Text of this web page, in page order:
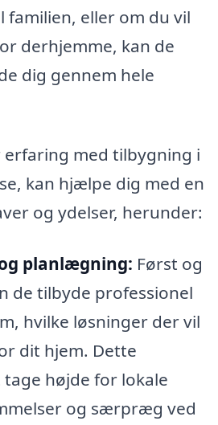
eller om du vil
derhjemme, kan de
dig gennem hele
erfaring med tilbygning i
kan hjælpe dig med en
og ydelser, herunder:
planlægning: Først og
de tilbyde professionel
hvilke løsninger der vil
dit hjem. Dette
højde for lokale
og særpræg ved